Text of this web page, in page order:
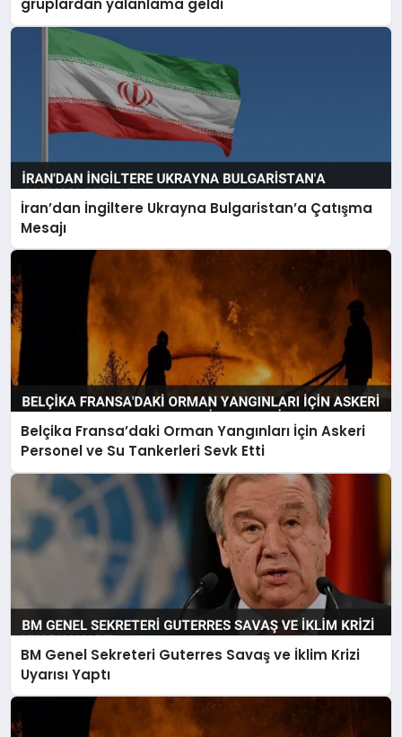
gruplardan yalanlama geldi
İran’dan İngiltere Ukrayna Bulgaristan’a Çatışma
Mesajı
Belçika Fransa’daki Orman Yangınları İçin Askeri
Personel ve Su Tankerleri Sevk Etti
BM Genel Sekreteri Guterres Savaş ve İklim Krizi
Uyarısı Yaptı